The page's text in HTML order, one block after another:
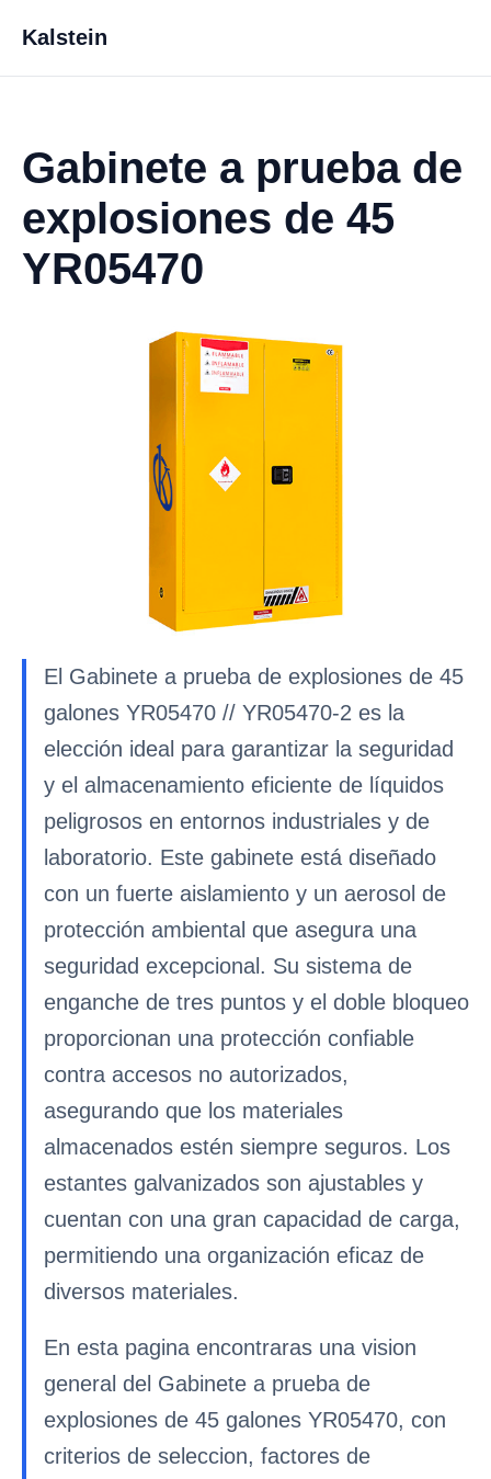
Kalstein
Gabinete a prueba de
explosiones de 45
YR05470
El Gabinete a prueba de explosiones de 45
galones YR05470 // YR05470-2 es la
elección ideal para garantizar la seguridad
y el almacenamiento eficiente de líquidos
peligrosos en entornos industriales y de
laboratorio. Este gabinete está diseñado
con un fuerte aislamiento y un aerosol de
protección ambiental que asegura una
seguridad excepcional. Su sistema de
enganche de tres puntos y el doble bloqueo
proporcionan una protección confiable
contra accesos no autorizados,
asegurando que los materiales
almacenados estén siempre seguros. Los
estantes galvanizados son ajustables y
cuentan con una gran capacidad de carga,
permitiendo una organización eficaz de
diversos materiales.
En esta pagina encontraras una vision
general del Gabinete a prueba de
explosiones de 45 galones YR05470, con
criterios de seleccion, factores de